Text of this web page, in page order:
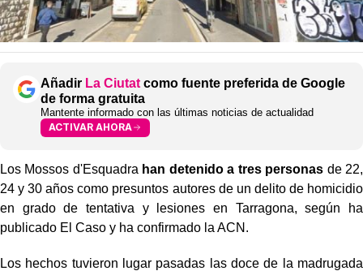
Añadir La Ciutat como fuente preferida de Google
de forma gratuita
Mantente informado con las últimas noticias de actualidad
ACTIVAR AHORA
Los Mossos d'Esquadra han detenido a tres personas de 22,
24 y 30 años como presuntos autores de un delito de homicidio
en grado de tentativa y lesiones en Tarragona, según ha
publicado El Caso y ha confirmado la ACN.
Los hechos tuvieron lugar pasadas las doce de la madrugada